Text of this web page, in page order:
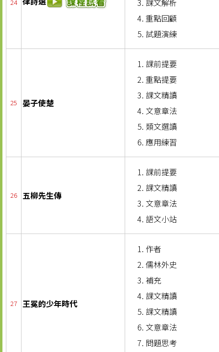
24
課文解析
重點回顧
試題演練
25 晏子使楚
課前提要
重點提要
課文精讀
文意章法
類文選讀
應用練習
26 五柳先生傳
課前提要
課文精讀
文意章法
語文小站
27 王冕的少年時代
作者
儒林外史
補充
課文精讀
課文精讀
文意章法
問題思考